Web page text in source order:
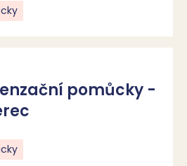
pomůcky -